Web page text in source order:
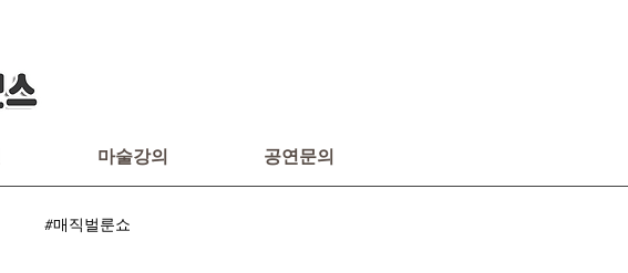
마술강의 공연문의
#매직벌룬쇼